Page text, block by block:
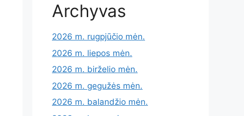
Archyvas
2026 m. rugpjūčio mėn.
2026 m. liepos mėn.
2026 m. birželio mėn.
2026 m. gegužės mėn.
2026 m. balandžio mėn.